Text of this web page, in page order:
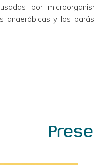
por
anaeróbicas y los